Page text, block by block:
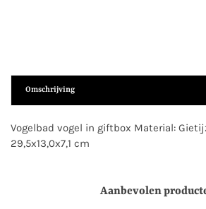
Omschrijving
Vogelbad vogel in giftbox Material:
29,5x13,0x7,1 cm
Aanbevolen